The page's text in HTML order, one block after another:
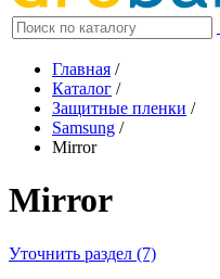
Главная /
Каталог /
Защитные пленки /
Samsung /
Mirror
Mirror
Уточнить раздел (7)